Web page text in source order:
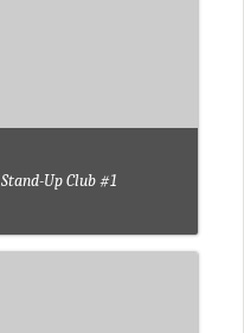
Stand-Up Club #1